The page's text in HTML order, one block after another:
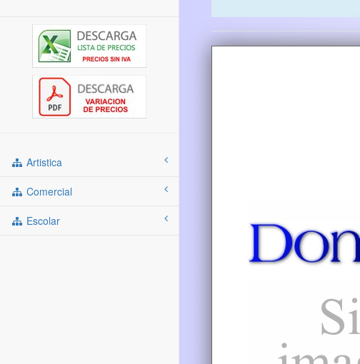
Artistica
Comercial
Escolar